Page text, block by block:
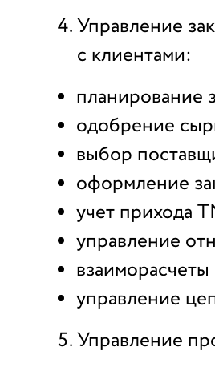
Управление
с клиентами:
планирование
одобрение
выбор
оформление
учет прихода
управление
управление
Управление